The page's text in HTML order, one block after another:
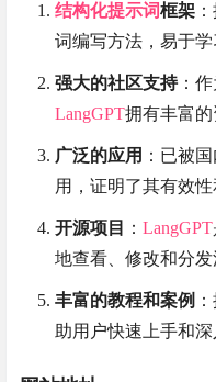
结构化提示词框架
词编写方法，易于学
强大的社区支持：作
LangGPT拥有丰富的
广泛的应用 ：已被
用，证明了其有效性
开源项目 ： LangGPT
地查看、修改和分发
丰富的教程和案例
助用户快速上手和深